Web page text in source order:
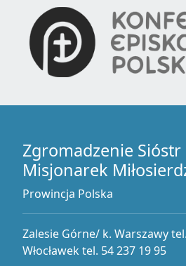
Zgromadzenie Sióstr
Misjonarek
Prowincja Polska
Zalesie Górne/ k. Warszawy
Włocławek tel. 54 237 19 95